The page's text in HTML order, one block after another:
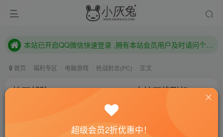
本站已开启QQ微信快速登录 ,拥有本站会员用户及时请问个人中心绑定！
本站已开启QQ微信快速登录 ,拥有本站会员用户及时请问个人中心绑定！
首页 福利专区 电脑游戏 枪战射击(PC) 正文
地面部队/GROUND BRANCH/支持网络联机
超级会员2折优惠中！